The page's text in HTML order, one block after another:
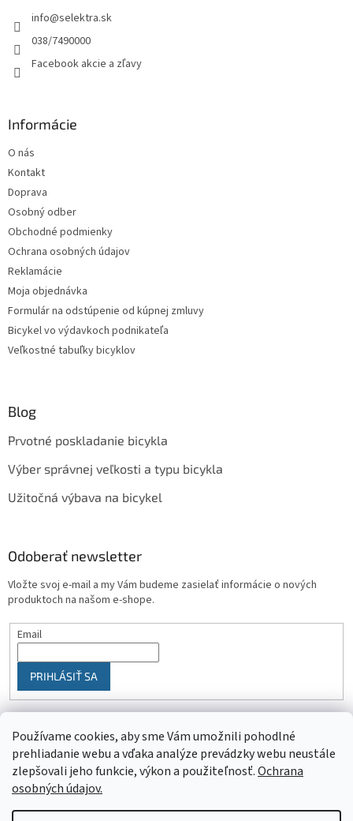
Používame cookies, aby sme Vám umožnili pohodlné
prehliadanie webu a vďaka analýze prevádzky webu neustále
zlepšovali jeho funkcie, výkon a použiteľnosť.Ochrana
osobných údajov.
info@selektra.sk
038/7490000
Facebook akcie a zľavy
Informácie
O nás
Kontakt
Doprava
Osobný odber
Obchodné podmienky
Ochrana osobných údajov
Reklamácie
Moja objednávka
Formulár na odstúpenie od kúpnej zmluvy
Bicykel vo výdavkoch podnikateľa
Veľkostné tabuľky bicyklov
Blog
Prvotné poskladanie bicykla
Výber správnej veľkosti a typu bicykla
Užitočná výbava na bicykel
Odoberať newsletter
Vložte svoj e-mail a my Vám budeme zasielať informácie o nových
produktoch na našom e-shope.
Email
PRIHLÁSIŤ SA
Vytvoril Shoptet